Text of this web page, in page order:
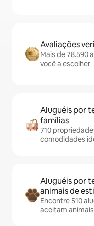
Avaliações
Mais de 78.590
você a escolher
Aluguéis por
famílias
710
comodidades
Aluguéis por
animais de
Encontre 510
aceitam